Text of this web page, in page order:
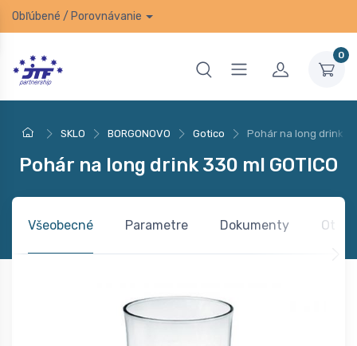
Obľúbené / Porovnávanie
0
SKLO BORGONOVO Gotico Pohár na long drink
Pohár na long drink 330 ml GOTICO
Všeobecné Parametre Dokumenty